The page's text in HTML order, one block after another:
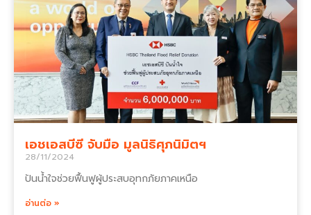
เอชเอสบีซี จับมือ มูลนิธิศุภนิมิตฯ
28/11/2024
ปันน้ำใจช่วยฟื้นฟูผู้ประสบอุทกภัยภาคเหนือ
อ่านต่อ »